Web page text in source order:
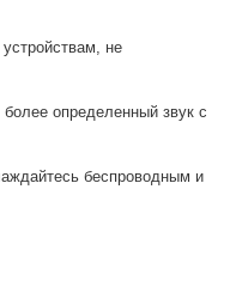
не
определенный звук с
беспроводным и